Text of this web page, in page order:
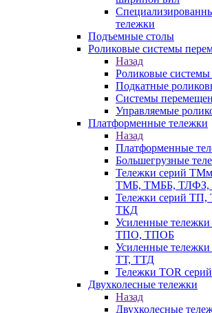
тележки
Подъемные столы
Роликовые системы
Назад
Роликовые
Подкатные
Системы
Управляемые
Платформенные тележки
Назад
Платформенные
Большегрузные
Тележки серий
ТМБ, ТМББ, ТЛФЗ,
Тележки серий
ТКД
Усиленные
ТПО, ТПОБ
Усиленные
ТТ, ТТД
Тележки TOR
Двухколесные тележки
Назад
Двухколесные